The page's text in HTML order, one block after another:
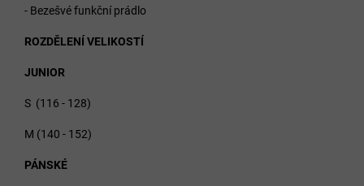
- Bezešvé funkční prádlo
ROZDĚLENÍ VELIKOSTÍ
JUNIOR
S (116 - 128)
M (140 - 152)
PÁNSKÉ